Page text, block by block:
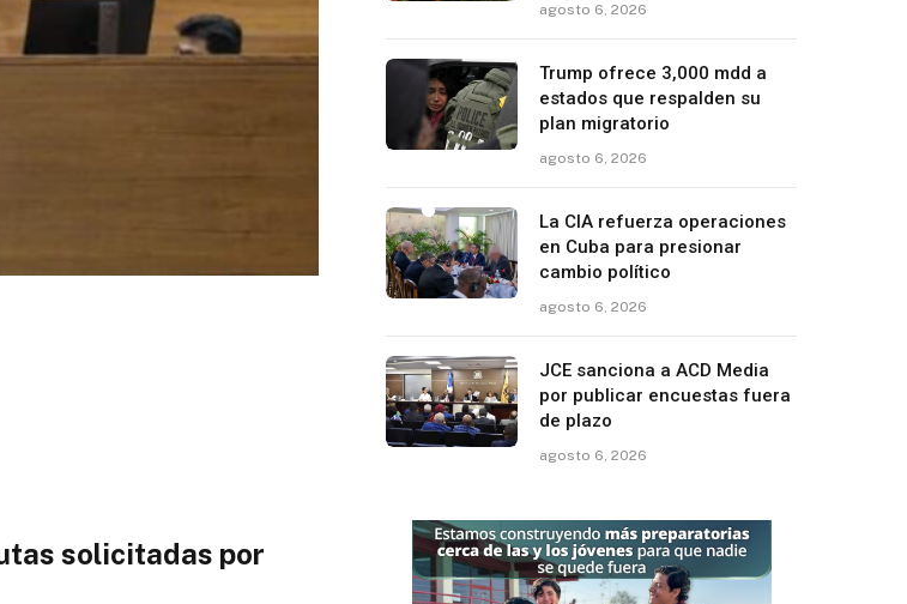
solicitadas por
agosto 6, 2026
Trump ofrece 3,000 mdd a
estados que respalden su
plan migratorio
agosto 6, 2026
La CIA refuerza operaciones
en Cuba para presionar
cambio político
agosto 6, 2026
JCE sanciona a ACD Media
por publicar encuestas fuera
de plazo
agosto 6, 2026